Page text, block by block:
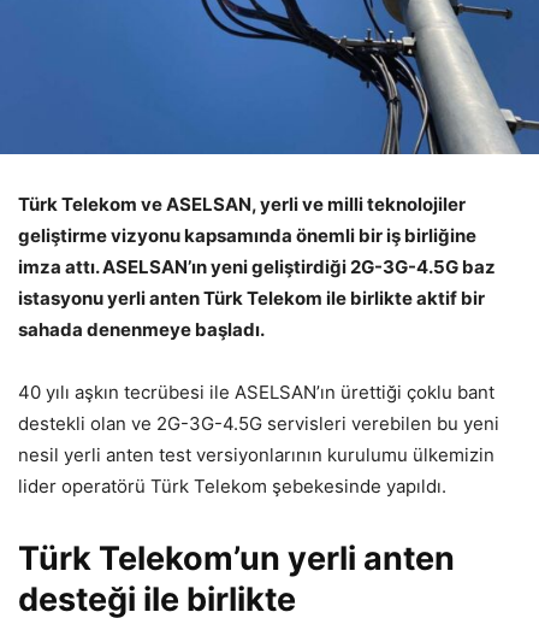
Türk Telekom ve ASELSAN, yerli ve milli teknolojiler
geliştirme vizyonu kapsamında önemli bir iş birliğine
imza attı. ASELSAN’ın yeni geliştirdiği 2G-3G-4.5G baz
istasyonu yerli anten Türk Telekom ile birlikte aktif bir
sahada denenmeye başladı.
40 yılı aşkın tecrübesi ile ASELSAN’ın ürettiği çoklu bant
destekli olan ve 2G-3G-4.5G servisleri verebilen bu yeni
nesil yerli anten test versiyonlarının kurulumu ülkemizin
lider operatörü Türk Telekom şebekesinde yapıldı.
Türk Telekom’un yerli anten
desteği ile birlikte